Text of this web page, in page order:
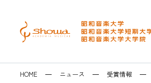
検索
HOME ニュース 受賞情報